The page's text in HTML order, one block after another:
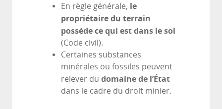
En règle générale, le
propriétaire du terrain
possède ce qui est dans le sol
(Code civil).
Certaines substances
minérales ou fossiles peuvent
relever du domaine de l’État
dans le cadre du droit minier.